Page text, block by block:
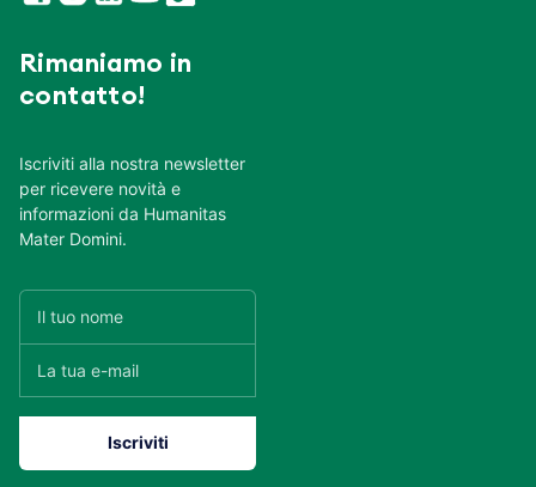
Rimaniamo in
contatto!
Iscriviti alla nostra newsletter
per ricevere novità e
informazioni da Humanitas
Mater Domini.